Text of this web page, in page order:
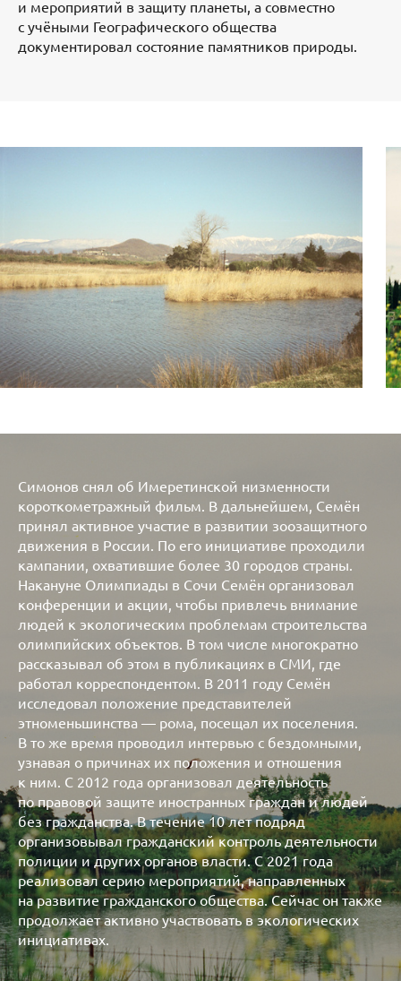
и мероприятий в защиту планеты, а совместно
с учёными Географического общества
документировал состояние памятников природы.
Симонов снял об Имеретинской низменности
короткометражный фильм. В дальнейшем, Семён
принял активное участие в развитии зоозащитного
движения в России. По его инициативе проходили
кампании, охватившие более 30 городов страны.
Накануне Олимпиады в Сочи Семён организовал
конференции и акции, чтобы привлечь внимание
людей к экологическим проблемам строительства
олимпийских объектов. В том числе многократно
рассказывал об этом в публикациях в СМИ, где
работал корреспондентом. В 2011 году Семён
исследовал положение представителей
этноменьшинства — рома, посещал их поселения.
В то же время проводил интервью с бездомными,
узнавая о причинах их положения и отношения
к ним. С 2012 года организовал деятельность
по правовой защите иностранных граждан и людей
без гражданства. В течение 10 лет подряд
организовывал гражданский контроль деятельности
полиции и других органов власти. С 2021 года
реализовал серию мероприятий, направленных
на развитие гражданского общества. Сейчас он также
продолжает активно участвовать в экологических
инициативах.